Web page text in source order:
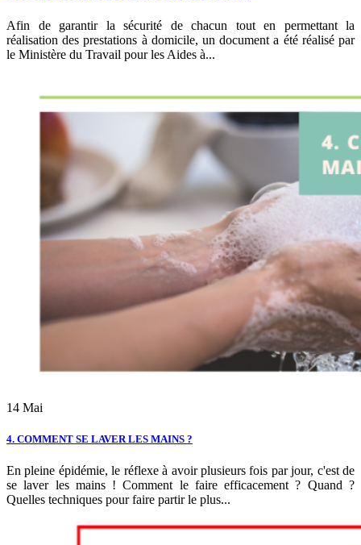
Afin de garantir la sécurité de chacun tout en permettant la
réalisation des prestations à domicile, un document a été réalisé par
le Ministère du Travail pour les Aides à...
14 Mai
4. COMMENT SE LAVER LES MAINS ?
En pleine épidémie, le réflexe à avoir plusieurs fois par jour, c'est de
se laver les mains ! Comment le faire efficacement ? Quand ?
Quelles techniques pour faire partir le plus...